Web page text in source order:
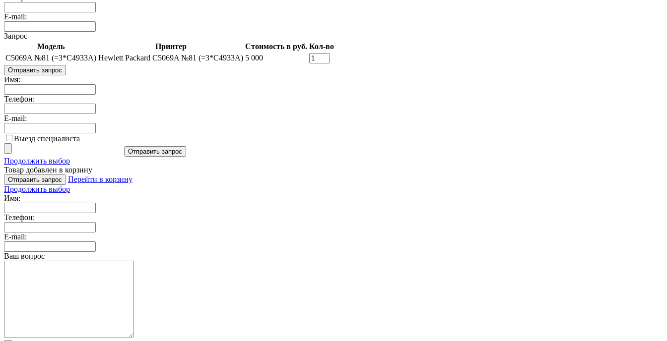
E-mail:
Запрос
Модель
Принтер Стоимость в руб. Кол-во
C5069A №81 (=3*C4933A) Hewlett Packard C5069A №81 (=3*C4933A) 5 000
Отправить запрос
Имя:
Телефон:
E-mail:
Выезд специалиста
Отправить запрос
Продолжить выбор
Товар добавлен в корзину
Отправить запрос
Перейти в корзину
Продолжить выбор
Имя:
Телефон:
E-mail:
Ваш вопрос